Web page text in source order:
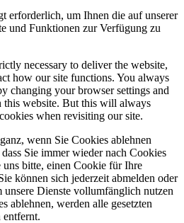
erforderlich, um Ihnen die auf unserer
und Funktionen zur Verfügung zu
necessary to deliver the website,
how our site functions. You always
changing your browser settings and
website. But this will always
when revisiting our site.
wenn Sie Cookies ablehnen
Sie immer wieder nach Cookies
uns bitte, einen Cookie für Ihre
können sich jederzeit abmelden oder
unsere Dienste vollumfänglich nutzen
ablehnen, werden alle gesetzten
entfernt.